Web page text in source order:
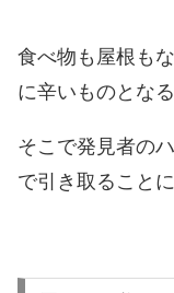
食べ物も屋根も
に辛いものとな
そこで発見者の
で引き取ることに